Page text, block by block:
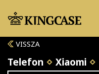
VISSZA
Telefon Xiaomi